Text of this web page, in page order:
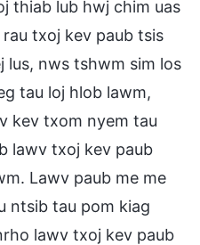
thiab lub hwj chim uas
txoj kev paub tsis
nws tshwm sim los
tau loj hlob lawm,
kev txom nyem tau
lawv txoj kev paub
Lawv paub me me
ntsib tau pom kiag
lawv txoj kev paub